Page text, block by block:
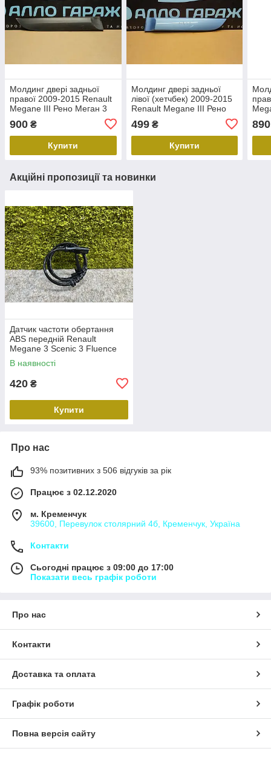
Молдинг двері задньої
правої 2009-2015 Renault
Megane III Рено Меган 3
900 ₴
Купити
Молдинг двері задньої
лівої (хетчбек) 2009-2015
Renault Megane III Рено
Меган 3 Б-в 828770711R,
828775178R
499₴
Купити
890
Акційні пропозиції та новинки
Датчик частоти обертання
ABS передній Renault
Megane 3 Scenic 3 Fluence
Duster Передній лівий правий
датчик ABS Рено 479109155R
В наявності
420 ₴
Купити
Про нас
93% позитивних з 506 відгуків за рік
Працює з 02.12.2020
м. Кременчук
39600, Перевулок столярний 4б, Кременчук, Україна
Контакти
Сьогодні працює з 09:00 до 17:00
Показати весь графік роботи
Про нас
Контакти
Доставка та оплата
Графік роботи
Повна версія сайту